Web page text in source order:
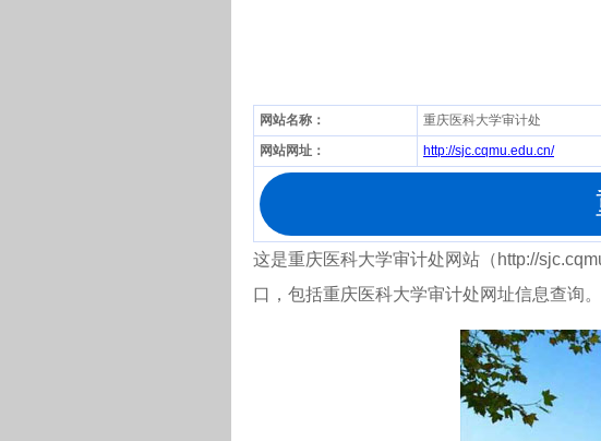
网站名称：
重庆医科大学审计处
网站网址：
http://sjc.cqmu.edu.cn/
这是重庆医科大学审计处网站（http://
口，包括重庆医科大学审计处网址信息查询。